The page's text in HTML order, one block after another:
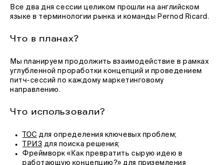
Все два дня сессии целиком прошли на английском
языке в терминологии рынка и команды Pernod Ricard.
Что в планах?
Мы планируем продолжить взаимодействие в рамках
углубленной проработки концепций и проведением
питч-сессий по каждому маркетинговому
направлению.
Что использовали?
ТОС для определения ключевых проблем;
ТРИЗ для поиска решения;
Фреймворк «Как превратить сырую идею в
работающую концепцию?» для приземления